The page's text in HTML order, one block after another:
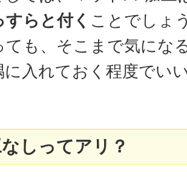
らと付く ことでしょ
ても、そこまで気にな
に入れておく程度でい
しってアリ？